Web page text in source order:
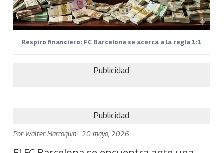
Respiro financiero: FC Barcelona se acerca a la regla 1:1
Publicidad
Publicidad
Por Walter Marroquin 20 mayo, 2026